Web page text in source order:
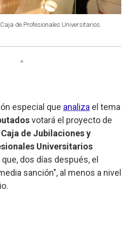
de Profesionales Universitarios.
especial que analiza el tema
votará el proyecto de
Caja de Jubilaciones y
Universitarios
dos días después, el
sanción", al menos a nivel